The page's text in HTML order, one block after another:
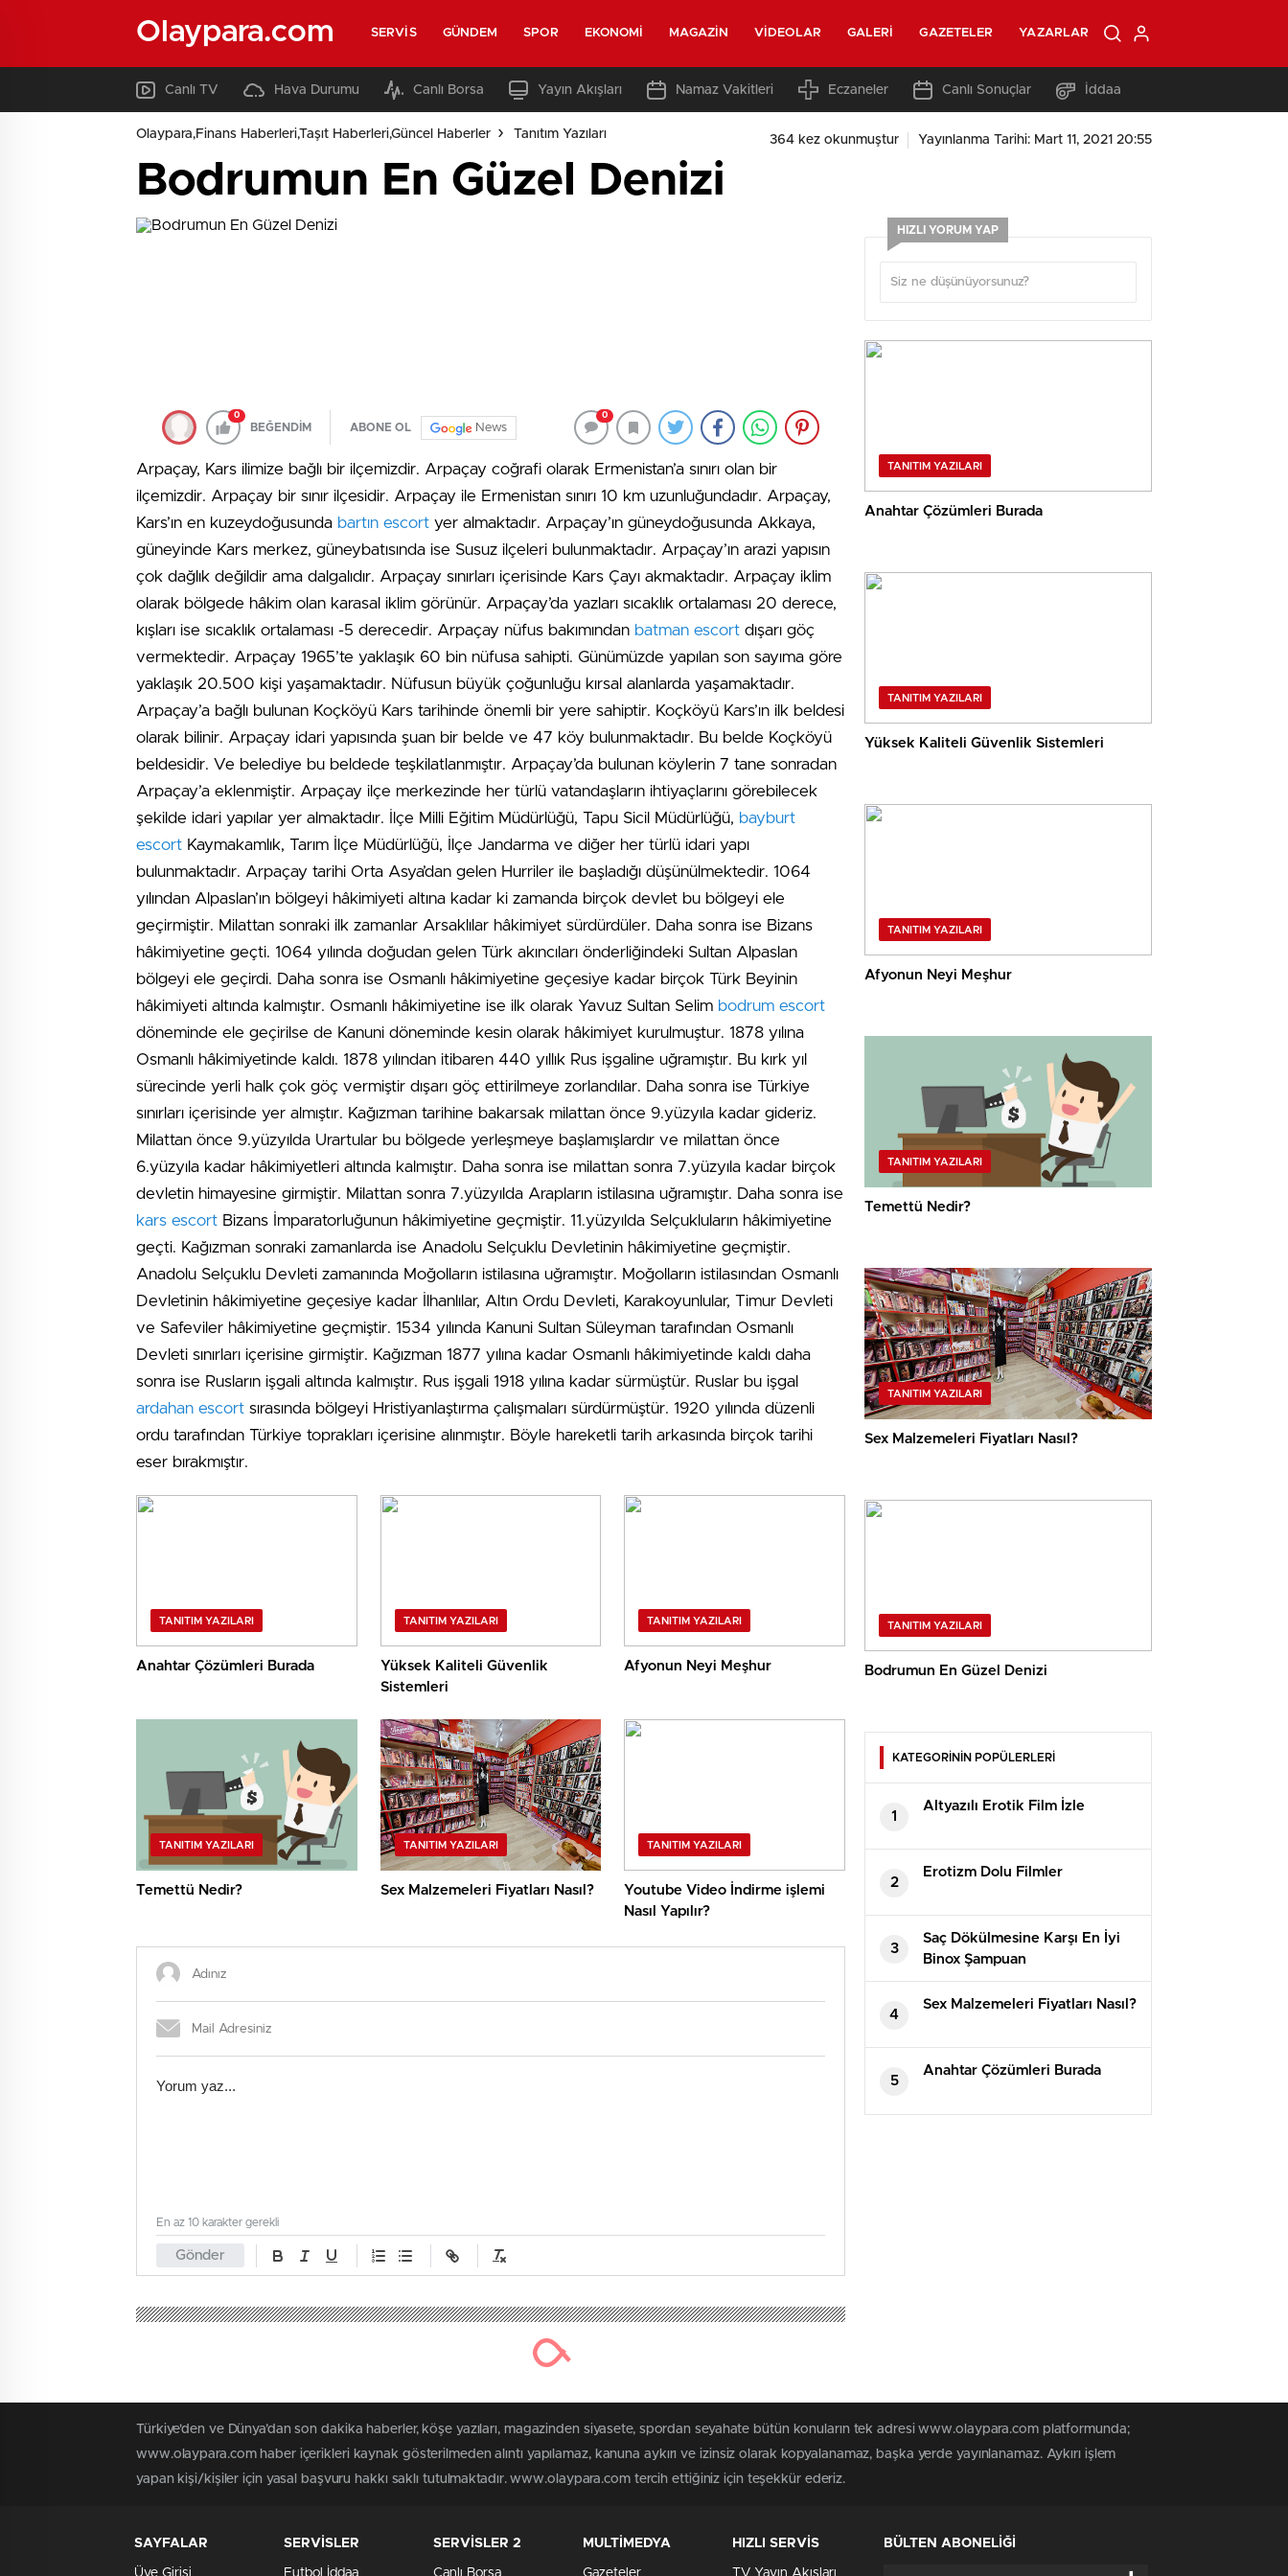
Olaypara.com SERVIS GÜNDEM SPOR EKONOMI MAGAZIN VIDEOLAR GALERI GAZETELER YAZARLAR
Canlı TV Hava Durumu Canlı Borsa Yayın Akışları Namaz Vakitleri Eczaneler Canlı Sonuçlar İddaa
Olaypara,Finans Haberleri,Taşıt Haberleri,Güncel Haberler Tanıtım Yazıları 364 kez okunmuştur Yayınlanma Tarihi: Mart 11, 2021 20:55
Bodrumun En Güzel Denizi
0
BEĞENDİM ABONE OL News
0
Arpaçay, Kars ilimize bağlı bir ilçemizdir. Arpaçay coğrafi olarak Ermenistan’a sınırı olan bir
ilçemizdir. Arpaçay bir sınır ilçesidir. Arpaçay ile Ermenistan sınırı 10 km uzunluğundadır. Arpaçay,
Kars’ın en kuzeydoğusunda bartın escort yer almaktadır. Arpaçay’ın güneydoğusunda Akkaya,
güneyinde Kars merkez, güneybatısında ise Susuz ilçeleri bulunmaktadır. Arpaçay’ın arazi yapısın
çok dağlık değildir ama dalgalıdır. Arpaçay sınırları içerisinde Kars Çayı akmaktadır. Arpaçay iklim
olarak bölgede hâkim olan karasal iklim görünür. Arpaçay’da yazları sıcaklık ortalaması 20 derece,
kışları ise sıcaklık ortalaması -5 derecedir. Arpaçay nüfus bakımından batman escort dışarı göç
vermektedir. Arpaçay 1965’te yaklaşık 60 bin nüfusa sahipti. Günümüzde yapılan son sayıma göre
yaklaşık 20.500 kişi yaşamaktadır. Nüfusun büyük çoğunluğu kırsal alanlarda yaşamaktadır.
Arpaçay’a bağlı bulunan Koçköyü Kars tarihinde önemli bir yere sahiptir. Koçköyü Kars’ın ilk beldesi
olarak bilinir. Arpaçay idari yapısında şuan bir belde ve 47 köy bulunmaktadır. Bu belde Koçköyü
beldesidir. Ve belediye bu beldede teşkilatlanmıştır. Arpaçay’da bulunan köylerin 7 tane sonradan
Arpaçay’a eklenmiştir. Arpaçay ilçe merkezinde her türlü vatandaşların ihtiyaçlarını görebilecek
şekilde idari yapılar yer almaktadır. İlçe Milli Eğitim Müdürlüğü, Tapu Sicil Müdürlüğü, bayburt
escort Kaymakamlık, Tarım İlçe Müdürlüğü, İlçe Jandarma ve diğer her türlü idari yapı
bulunmaktadır. Arpaçay tarihi Orta Asya’dan gelen Hurriler ile başladığı düşünülmektedir. 1064
yılından Alpaslan’ın bölgeyi hâkimiyeti altına kadar ki zamanda birçok devlet bu bölgeyi ele
geçirmiştir. Milattan sonraki ilk zamanlar Arsaklılar hâkimiyet sürdürdüler. Daha sonra ise Bizans
hâkimiyetine geçti. 1064 yılında doğudan gelen Türk akıncıları önderliğindeki Sultan Alpaslan
bölgeyi ele geçirdi. Daha sonra ise Osmanlı hâkimiyetine geçesiye kadar birçok Türk Beyinin
hâkimiyeti altında kalmıştır. Osmanlı hâkimiyetine ise ilk olarak Yavuz Sultan Selim bodrum escort
döneminde ele geçirilse de Kanuni döneminde kesin olarak hâkimiyet kurulmuştur. 1878 yılına
Osmanlı hâkimiyetinde kaldı. 1878 yılından itibaren 440 yıllık Rus işgaline uğramıştır. Bu kırk yıl
sürecinde yerli halk çok göç vermiştir dışarı göç ettirilmeye zorlandılar. Daha sonra ise Türkiye
sınırları içerisinde yer almıştır. Kağızman tarihine bakarsak milattan önce 9.yüzyıla kadar gideriz.
Milattan önce 9.yüzyılda Urartular bu bölgede yerleşmeye başlamışlardır ve milattan önce
6.yüzyıla kadar hâkimiyetleri altında kalmıştır. Daha sonra ise milattan sonra 7.yüzyıla kadar birçok
devletin himayesine girmiştir. Milattan sonra 7.yüzyılda Arapların istilasına uğramıştır. Daha sonra ise
kars escort Bizans İmparatorluğunun hâkimiyetine geçmiştir. 11.yüzyılda Selçukluların hâkimiyetine
geçti. Kağızman sonraki zamanlarda ise Anadolu Selçuklu Devletinin hâkimiyetine geçmiştir.
Anadolu Selçuklu Devleti zamanında Moğolların istilasına uğramıştır. Moğolların istilasından Osmanlı
Devletinin hâkimiyetine geçesiye kadar İlhanlılar, Altın Ordu Devleti, Karakoyunlular, Timur Devleti
ve Safeviler hâkimiyetine geçmiştir. 1534 yılında Kanuni Sultan Süleyman tarafından Osmanlı
Devleti sınırları içerisine girmiştir. Kağızman 1877 yılına kadar Osmanlı hâkimiyetinde kaldı daha
sonra ise Rusların işgali altında kalmıştır. Rus işgali 1918 yılına kadar sürmüştür. Ruslar bu işgal
ardahan escort sırasında bölgeyi Hristiyanlaştırma çalışmaları sürdürmüştür. 1920 yılında düzenli
ordu tarafından Türkiye toprakları içerisine alınmıştır. Böyle hareketli tarih arkasında birçok tarihi
eser bırakmıştır.
TANITIM YAZILARI
Anahtar Çözümleri Burada
TANITIM YAZILARI
Yüksek Kaliteli Güvenlik
Sistemleri
TANITIM YAZILARI
Afyonun Neyi Meşhur
TANITIM YAZILARI
Temettü Nedir?
TANITIM YAZILARI
Sex Malzemeleri Fiyatları Nasıl?
TANITIM YAZILARI
Youtube Video İndirme işlemi
Nasıl Yapılır?
Gönder
En az 10 karakter gerekli
HIZLI YORUM YAP
TANITIM YAZILARI
Anahtar Çözümleri Burada
TANITIM YAZILARI
Yüksek Kaliteli Güvenlik Sistemleri
TANITIM YAZILARI
Afyonun Neyi Meşhur
TANITIM YAZILARI
Temettü Nedir?
TANITIM YAZILARI
Sex Malzemeleri Fiyatları Nasıl?
TANITIM YAZILARI
Bodrumun En Güzel Denizi
KATEGORİNİN POPÜLERLERİ
1
Altyazılı Erotik Film İzle
2
Erotizm Dolu Filmler
3
Saç Dökülmesine Karşı En İyi
Binox Şampuan
4
Sex Malzemeleri Fiyatları Nasıl?
5
Anahtar Çözümleri Burada
Türkiye'den ve Dünya’dan son dakika haberler, köşe yazıları, magazinden siyasete, spordan seyahate bütün konuların tek adresi www.olaypara.com platformunda;
www.olaypara.com haber içerikleri kaynak gösterilmeden alıntı yapılamaz, kanuna aykırı ve izinsiz olarak kopyalanamaz, başka yerde yayınlanamaz. Aykırı işlem
yapan kişi/kişiler için yasal başvuru hakkı saklı tutulmaktadır. www.olaypara.com tercih ettiğiniz için teşekkür ederiz.
SAYFALAR
Üye Girişi
SERVİSLER
Futbol İddaa
SERVİSLER 2
Canlı Borsa
MULTİMEDYA
Gazeteler
HIZLI SERVİS
TV Yayın Akışları
BÜLTEN ABONELİĞİ